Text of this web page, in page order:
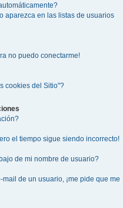
aparezca en las listas de usuarios
no puedo conectarme!
cookies del Sitio"?
el tiempo sigue siendo incorrecto!
de mi nombre de usuario?
de un usuario, ¡me pide que me